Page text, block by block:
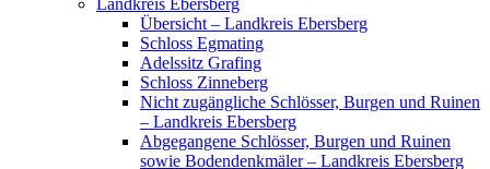
Landkreis Ebersberg
Übersicht – Landkreis Ebersberg
Schloss Egmating
Adelssitz Grafing
Schloss Zinneberg
Nicht zugängliche Schlösser, Burgen und Ruinen
– Landkreis Ebersberg
Abgegangene Schlösser, Burgen und Ruinen
sowie Bodendenkmäler – Landkreis Ebersberg